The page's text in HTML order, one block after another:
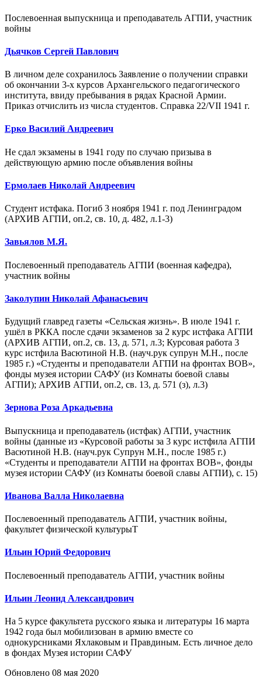
Послевоенная выпускница и преподаватель АГПИ, участник
войны
Дьячков Сергей Павлович
В личном деле сохранилось Заявление о получении справки
об окончании 3-х курсов Архангельского педагогического
института, ввиду пребывания в рядах Красной Армии.
Приказ отчислить из числа студентов. Справка 22/VII 1941 г.
Ерко Василий Андреевич
Не сдал экзамены в 1941 году по случаю призыва в
действующую армию после объявления войны
Ермолаев Николай Андреевич
Студент истфака. Погиб 3 ноября 1941 г. под Ленинградом
(АРХИВ АГПИ, оп.2, св. 10, д. 482, л.1-3)
Завьялов М.Я.
Послевоенный преподаватель АГПИ (военная кафедра),
участник войны
Заколупин Николай Афанасьевич
Будущий главред газеты «Сельская жизнь». В июле 1941 г.
ушёл в РККА после сдачи экзаменов за 2 курс истфака АГПИ
(АРХИВ АГПИ, оп.2, св. 13, д. 571, л.3; Курсовая работа 3
курс истфила Васютиной Н.В. (науч.рук супрун М.Н., после
1985 г.) «Студенты и преподаватели АГПИ на фронтах ВОВ»,
фонды музея истории САФУ (из Комнаты боевой славы
АГПИ); АРХИВ АГПИ, оп.2, св. 13, д. 571 (з), л.3)
Зернова Роза Аркадьевна
Выпускница и преподаватель (истфак) АГПИ, участник
войны (данные из «Курсовой работы за 3 курс истфила АГПИ
Васютиной Н.В. (науч.рук Супрун М.Н., после 1985 г.)
«Студенты и преподаватели АГПИ на фронтах ВОВ», фонды
музея истории САФУ (из Комнаты боевой славы АГПИ), с. 15)
Иванова Валла Николаевна
Послевоенный преподаватель АГПИ, участник войны,
факультет физической культурыТ
Ильин Юрий Федорович
Послевоенный преподаватель АГПИ, участник войны
Ильин Леонид Александрович
На 5 курсе факультета русского языка и литературы 16 марта
1942 года был мобилизован в армию вместе со
однокурсниками Яхлаковым и Правдиным. Есть личное дело
в фондах Музея истории САФУ
Обновлено 08 мая 2020